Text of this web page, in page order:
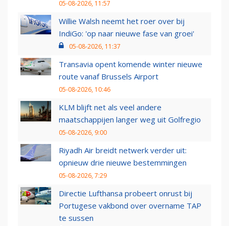
05-08-2026, 11:57
Willie Walsh neemt het roer over bij
IndiGo: 'op naar nieuwe fase van groei'
05-08-2026, 11:37
Transavia opent komende winter nieuwe
route vanaf Brussels Airport
05-08-2026, 10:46
KLM blijft net als veel andere
maatschappijen langer weg uit Golfregio
05-08-2026, 9:00
Riyadh Air breidt netwerk verder uit:
opnieuw drie nieuwe bestemmingen
05-08-2026, 7:29
Directie Lufthansa probeert onrust bij
Portugese vakbond over overname TAP
te sussen